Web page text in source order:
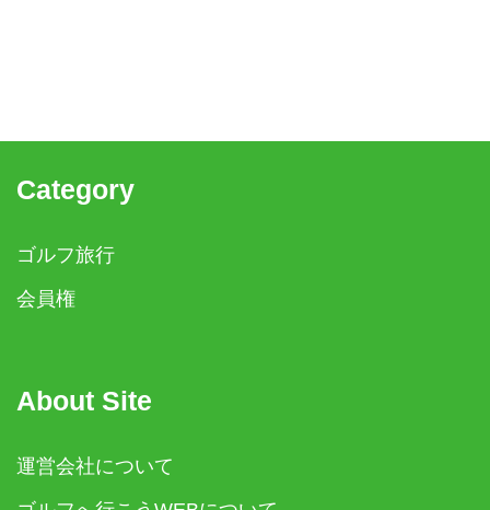
Category
ゴルフ旅行
会員権
About Site
運営会社について